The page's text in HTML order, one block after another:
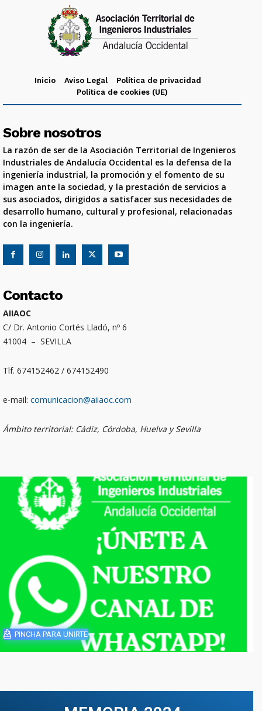
Inicio Aviso Legal
Política de privacidad
Política de cookies (UE)
Sobre nosotros
La razón de ser de la Asociación Territorial de Ingenieros
Industriales de Andalucía Occidental es la defensa de la
ingeniería industrial, la promoción y el fomento de su
imagen ante la sociedad, y la prestación de servicios a
sus asociados, dirigidos a satisfacer sus necesidades de
desarrollo humano, cultural y profesional, relacionadas
con la ingeniería.
Contacto
AIIAOC
C/ Dr. Antonio Cortés Lladó, nº 6
41004 – SEVILLA
Tlf. 674152462 / 674152490
e-mail: comunicacion@aiiaoc.com
Ámbito territorial: Cádiz, Córdoba, Huelva y Sevilla
PINCHA PARA UNIRTE